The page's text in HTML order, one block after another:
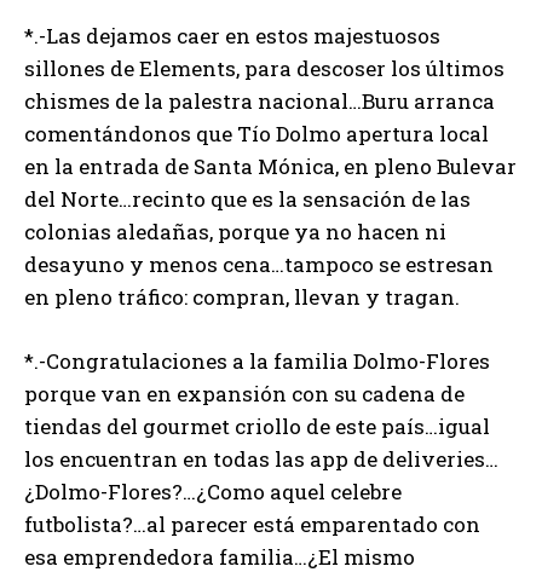
*.-Las dejamos caer en estos majestuosos
sillones de Elements, para descoser los últimos
chismes de la palestra nacional…Buru arranca
comentándonos que Tío Dolmo apertura local
en la entrada de Santa Mónica, en pleno Bulevar
del Norte…recinto que es la sensación de las
colonias aledañas, porque ya no hacen ni
desayuno y menos cena…tampoco se estresan
en pleno tráfico: compran, llevan y tragan.
*.-Congratulaciones a la familia Dolmo-Flores
porque van en expansión con su cadena de
tiendas del gourmet criollo de este país…igual
los encuentran en todas las app de deliveries…
¿Dolmo-Flores?…¿Como aquel celebre
futbolista?…al parecer está emparentado con
esa emprendedora familia…¿El mismo